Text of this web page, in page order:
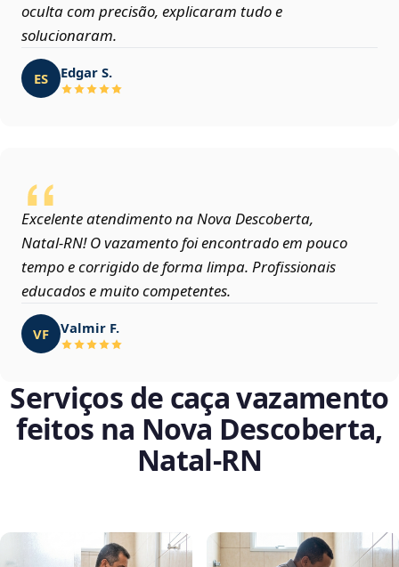
oculta com precisão, explicaram tudo e
solucionaram.
ES Edgar S.
Excelente atendimento na Nova Descoberta,
Natal‑RN! O vazamento foi encontrado em pouco
tempo e corrigido de forma limpa. Profissionais
educados e muito competentes.
VF Valmir F.
Serviços de caça vazamento
feitos na Nova Descoberta,
Natal‑RN